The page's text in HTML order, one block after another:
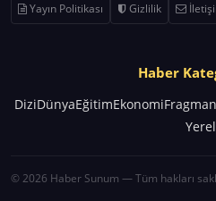
Yayın Politikası
Gizlilik
Haber
DiziDünyaEğitimEkonomiFragman
Yerel
© 2026 Haber Sunum — Tüm hakları